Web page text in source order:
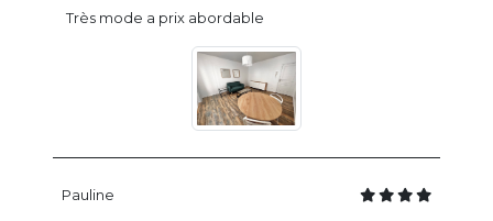
Très mode a prix abordable
Pauline